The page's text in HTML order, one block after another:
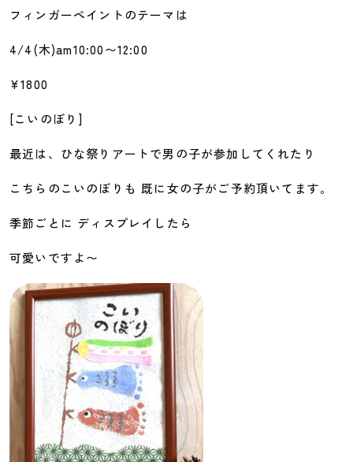
フィンガーペイントのテーマは
4/4(木)am10:00〜12:00
¥1800
[こいのぼり]
最近は、ひな祭りアートで男の子が参加してくれたり
こちらのこいのぼりも 既に女の子がご予約頂いてます。
季節ごとに ディスプレイしたら
可愛いですよ〜